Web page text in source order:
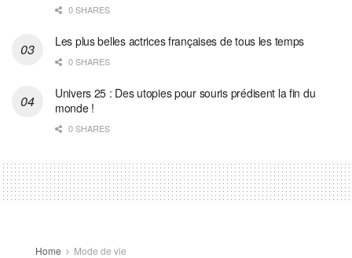
0 SHARES
Les plus belles actrices françaises de tous les temps
0 SHARES
Univers 25 : Des utopies pour souris prédisent la fin du
monde !
0 SHARES
Home Mode de vie